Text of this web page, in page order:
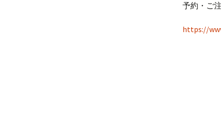
予約・ご
https://